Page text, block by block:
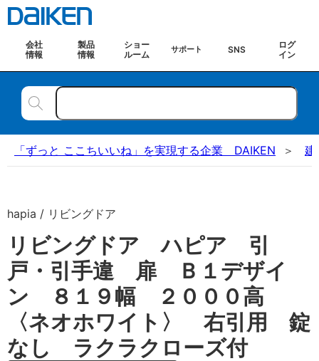
会社
情報
製品
情報
ショー
ルーム
サポート SNS
ログ
イン
「ずっと ここちいいね」を実現する企業 DAIKEN 建
hapia / リビングドア
リビングドア ハピア 引
戸・引手違 扉 Ｂ１デザイ
ン ８１９幅 ２０００高
〈ネオホワイト〉 右引用 錠
なし ラクラクローズ付